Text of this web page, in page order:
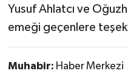
Yusuf Ahlatcı ve
emeği geçenlere
Muhabir: Haber Merkezi